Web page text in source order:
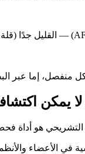
منفصل، إما عبر
يمكن
هو أداة
في الأعضاء